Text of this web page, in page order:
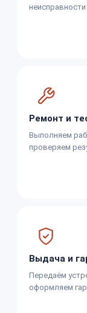
Ремонт и
Выполняем
проверяем
Выдача и
Передаём
оформляем